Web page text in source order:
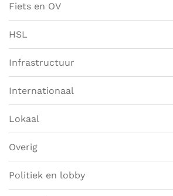
Fiets en OV
HSL
Infrastructuur
Internationaal
Lokaal
Overig
Politiek en lobby